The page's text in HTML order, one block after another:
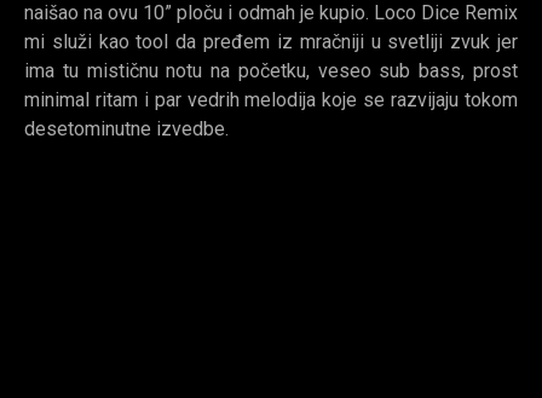
naišao na ovu 10” ploču i odmah je kupio. Loco Dice Remix
mi služi kao tool da pređem iz mračniji u svetliji zvuk jer
ima tu mističnu notu na početku, veseo sub bass, prost
minimal ritam i par vedrih melodija koje se razvijaju tokom
desetominutne izvedbe.